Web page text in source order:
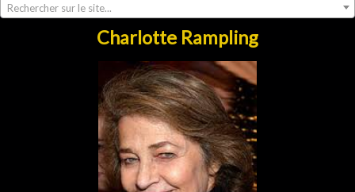
Rechercher sur le site...
Charlotte Rampling